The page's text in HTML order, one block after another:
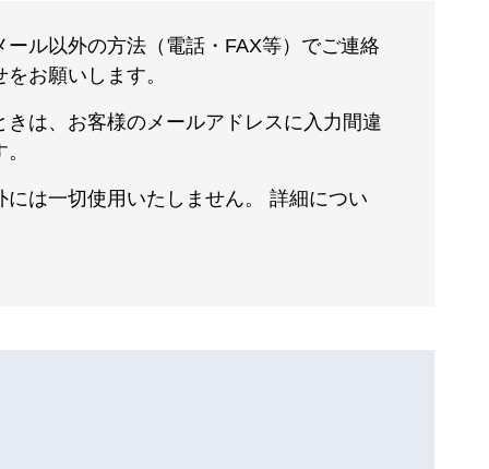
ル以外の方法（電話・FAX等）でご連絡
お願いします。
は、お客様のメールアドレスに入力間違
は一切使用いたしません。 詳細につい